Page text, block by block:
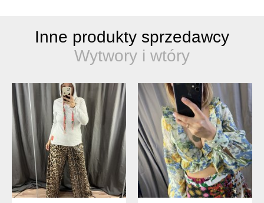
Inne produkty sprzedawcy
Wytwory i wtóry